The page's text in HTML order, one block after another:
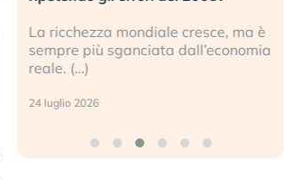
La ricchezza mondiale cresce, ma è
sempre più sganciata dall’economia
reale. (…)
24 luglio 2026